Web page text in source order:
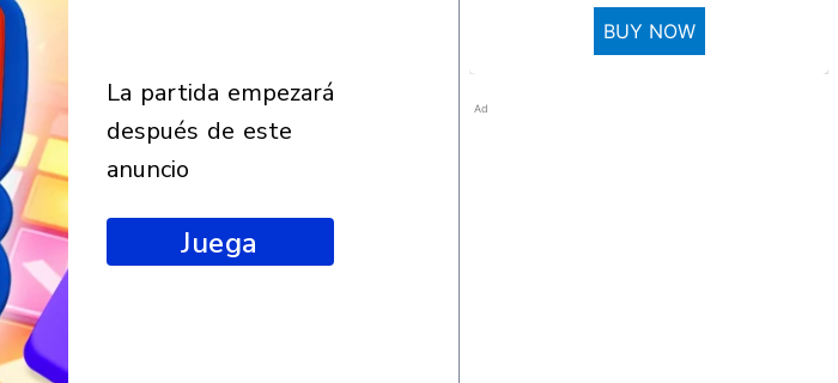
la partida empezará
después de este
anuncio
Juega
BUY NOW
Ad